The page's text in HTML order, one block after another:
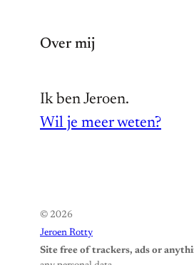
Over mij
Ik ben Jeroen.
Wil je meer weten?
© 2026
Jeroen Rotty
Site free of trackers, ads or